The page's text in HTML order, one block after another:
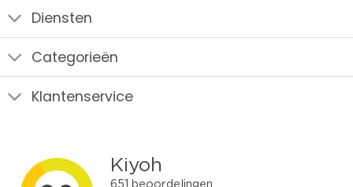
Diensten
Categorieën
Klantenservice